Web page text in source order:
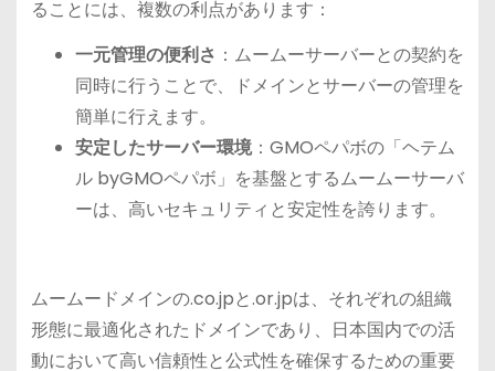
ることには、複数の利点があります：
一元管理の便利さ ：ムームーサーバーとの契約を
同時に行うことで、ドメインとサーバーの管理を
簡単に行えます。
安定したサーバー環境：GMOペパボの「ヘテム
ル byGMOペパボ」を基盤とするムームーサーバ
ーは、高いセキュリティと安定性を誇ります。
ムームードメインの.co.jpと.or.jpは、それぞれの組織
形態に最適化されたドメインであり、日本国内での活
動において高い信頼性と公式性を確保するための重要